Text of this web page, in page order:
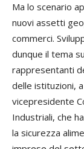
Ma lo scenario
nuovi assetti
commerci.
dunque il tema
rappresentanti
delle istituzioni,
vicepresidente
Industriali, che
la sicurezza